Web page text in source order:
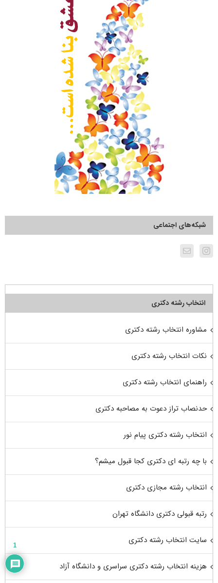
شبکه‌های اجتماعی
انتخاب رشته دکتری
مشاوره انتخاب رشته دکتری
نکات انتخاب رشته دکتری
راهنمای انتخاب رشته دکتری
حدنصاب تراز دعوت به مصاحبه دکتری
انتخاب رشته دکتری پیام نور
با چه رتبه ای دکتری کجا قبول میشم؟
انتخاب رشته مجازی دکتری
رتبه قبولی دکتری دانشگاه تهران
سایت انتخاب رشته دکتری
هزینه انتخاب رشته دکتری سراسری و دانشگاه آزاد
1